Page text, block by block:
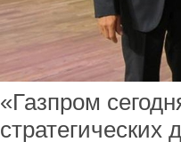
«Газпром